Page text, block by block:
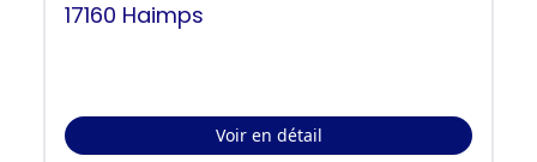
17160 Haimps
Voir en détail